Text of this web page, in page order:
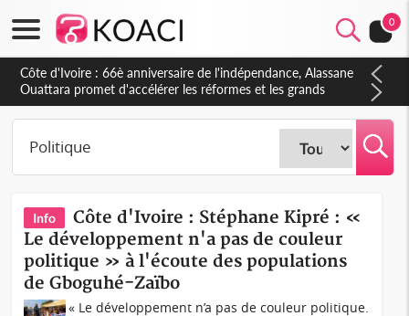
0
Côte d'Ivoire : À Abidjan, Amadou Oury Bah admire le modèle
ivoirien et veut s'en inspirer pour accélérer le développement
de la Guinée
Info
Côte d'Ivoire : Stéphane Kipré : «
Le développement n'a pas de couleur
politique » à l'écoute des populations
de Gboguhé-Zaïbo
« Le développement n’a pas de couleur politique.